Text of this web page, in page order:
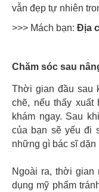
vẫn đẹp tự nhiên
>>> Mách bạn: Địa
Chăm sóc sau
Thời gian đầu sau
chẽ, nếu thấy
khám ngay. Sau
của bạn sẽ yếu đi
những gì bác sĩ dặn
Ngoài ra, thời gian
dụng mỹ phẩm